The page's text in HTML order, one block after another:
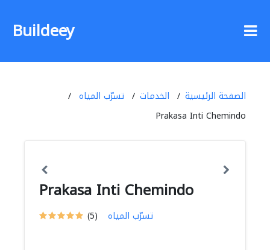
Buildeey
الصفحة الرئيسية الخدمات
تسرّب المياه
Prakasa Inti Chemindo
Prakasa Inti Chemindo
(5) تسرّب المياه